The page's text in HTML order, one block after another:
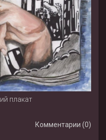
плакат
Комментарии (0)